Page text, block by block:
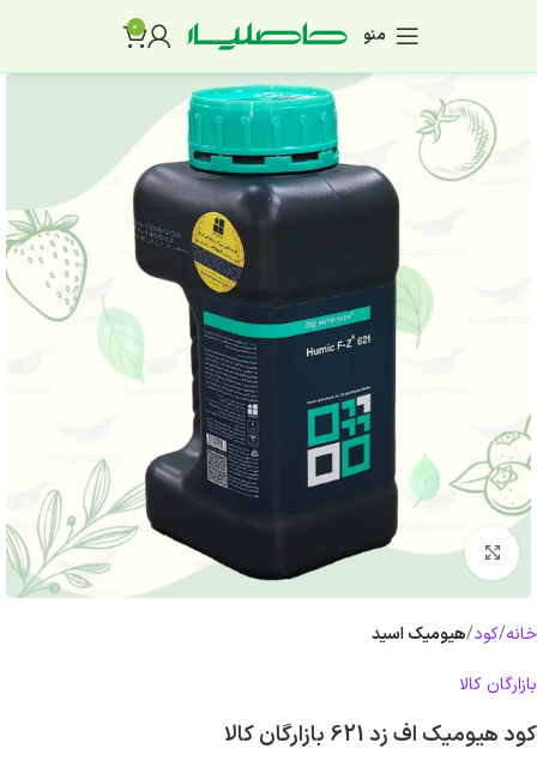
منو 0
بزرگنمایی تصویر
خانه کود هیومیک اسید
بازارگان کالا
کود هیومیک اف زد 621 بازارگان کالا